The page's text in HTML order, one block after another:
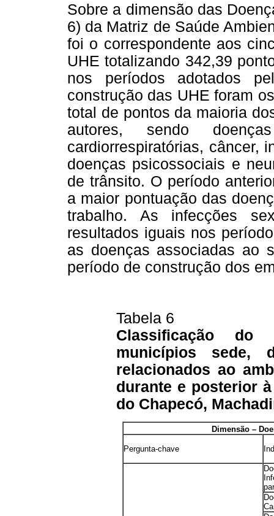
Sobre a dimensão das
6) da Matriz de Saúde
foi o correspondente aos
UHE totalizando 342,39
nos períodos adotados
construção das UHE foram
total de pontos da maioria
autores, sendo
cardiorrespiratórias, câncer,
doenças psicossociais e
de trânsito. O período
a maior pontuação das
trabalho. As infecções
resultados iguais nos
as doenças associadas ao
período de construção dos
Tabela 6
Classificação
municípios sede,
relacionados ao
durante e posterior
do Chapecó,
Dimensão –
Pergunta-chave